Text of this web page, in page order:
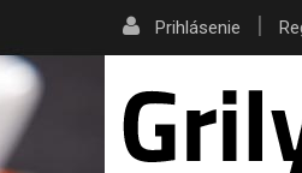
Prihlásenie |